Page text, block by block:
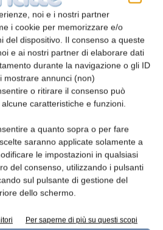
noi e i nostri partner
i cookie per memorizzare e/o
del dispositivo. Il consenso a queste
e ai nostri partner di elaborare dati
durante la navigazione o gli ID
mostrare annunci (non)
o ritirare il consenso può
caratteristiche e funzioni.
a quanto sopra o per fare
saranno applicate solamente a
le impostazioni in qualsiasi
del consenso, utilizzando i pulsanti
sul pulsante di gestione del
dello schermo.
Per saperne di più su questi scopi
un tetto massimo al
perduto per singolo
pari a 2,5 milioni di
Distretti del cibo:
e agroalimentari di
o da riconoscere;
in aree urbane o
da una
ambientale e